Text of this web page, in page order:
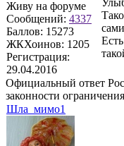
Живу на форуме
Сообщений: 4337
Баллов: 15273
ЖКХоинов: 1205
Регистрация:
29.04.2016
Официальный ответ
законности
Шла_мимо1